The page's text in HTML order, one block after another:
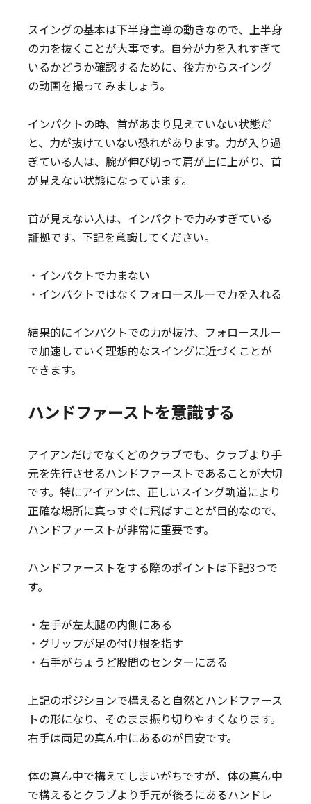
スイングの基本は下半身主導の動きなので、上半身
の力を抜くことが大事です。自分が力を入れすぎて
いるかどうか確認するために、後方からスイング
の動画を撮ってみましょう。
インパクトの時、首があまり見えていない状態だ
と、力が抜けていない恐れがあります。力が入り過
ぎている人は、腕が伸び切って肩が上に上がり、首
が見えない状態になっています。
首が見えない人は、インパクトで力みすぎている
証拠です。下記を意識してください。
・インパクトで力まない
・インパクトではなくフォロースルーで力を入れる
結果的にインパクトでの力が抜け、フォロースルー
で加速していく理想的なスイングに近づくことが
できます。
ハンドファーストを意識する
アイアンだけでなくどのクラブでも、クラブより手
元を先行させるハンドファーストであることが大切
です。特にアイアンは、正しいスイング軌道により
正確な場所に真っすぐに飛ばすことが目的なので、
ハンドファーストが非常に重要です。
ハンドファーストをする際のポイントは下記3つで
す。
・左手が左太腿の内側にある
・グリップが足の付け根を指す
・右手がちょうど股間のセンターにある
上記のポジションで構えると自然とハンドファース
トの形になり、そのまま振り切りやすくなります。
右手は両足の真ん中にあるのが目安です。
体の真ん中で構えてしまいがちですが、体の真ん中
で構えるとクラブより手元が後ろにあるハンドレ